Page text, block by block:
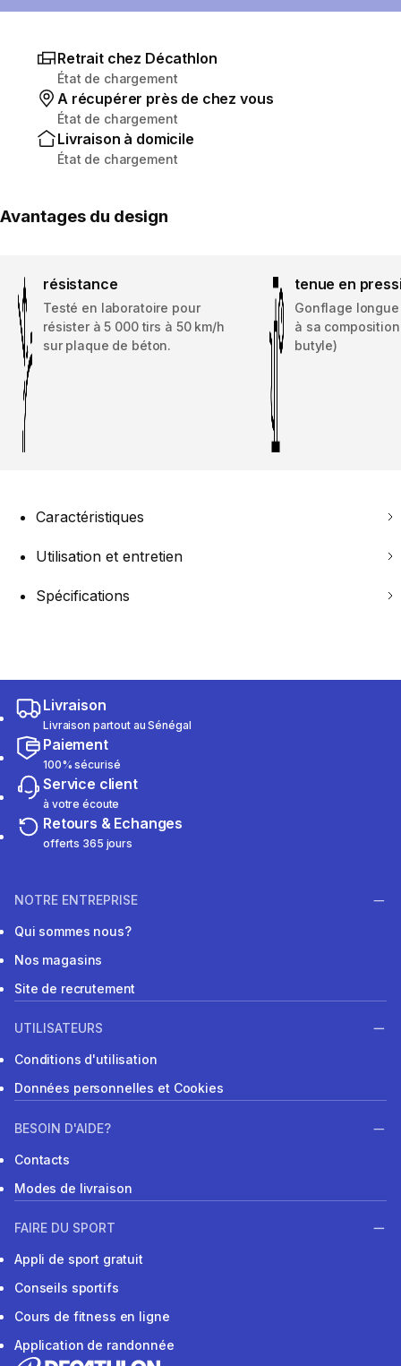
Retrait chez Décathlon
État de chargement
A récupérer près de chez vous
État de chargement
Livraison à domicile
État de chargement
Avantages du design
résistance
Testé en laboratoire pour
résister à 5 000 tirs à 50 km/h
sur plaque de béton.
tenue en
Gonflage
à sa
butyle)
Caractéristiques
Utilisation et entretien
Spécifications
Livraison
Livraison partout au Sénégal
Paiement
100% sécurisé
Service client
à votre écoute
Retours & Echanges
offerts 365 jours
NOTRE ENTREPRISE
Qui sommes nous?
Nos magasins
Site de recrutement
UTILISATEURS
Conditions d'utilisation
Données personnelles et Cookies
BESOIN D'AIDE?
Contacts
Modes de livraison
FAIRE DU SPORT
Appli de sport gratuit
Conseils sportifs
Cours de fitness en ligne
Application de randonnée